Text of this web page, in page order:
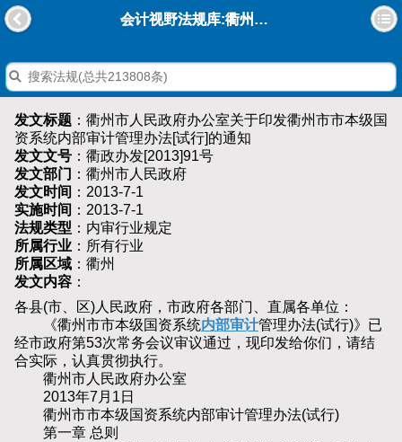
会计视野法规库:衢州市人民政府办公室关于印发衢州市市本级国资系统内部审计管理办法[试行]的通知
发文标题 ：衢州市人民政府办公室关于印发衢州市市本级国
资系统内部审计管理办法[试行]的通知
发文文号 ：衢政办发[2013]91号
发文部门 ：衢州市人民政府
发文时间 ：2013-7-1
实施时间 ：2013-7-1
法规类型 ：内审行业规定
所属行业 ：所有行业
所属区域 ：衢州
发文内容 ：
各县(市、区)人民政府，市政府各部门、直属各单位：
《衢州市市本级国资系统内部审计管理办法(试行)》已
经市政府第53次常务会议审议通过，现印发给你们，请结
合实际，认真贯彻执行。
衢州市人民政府办公室
2013年7月1日
衢州市市本级国资系统内部审计管理办法(试行)
第一章 总则